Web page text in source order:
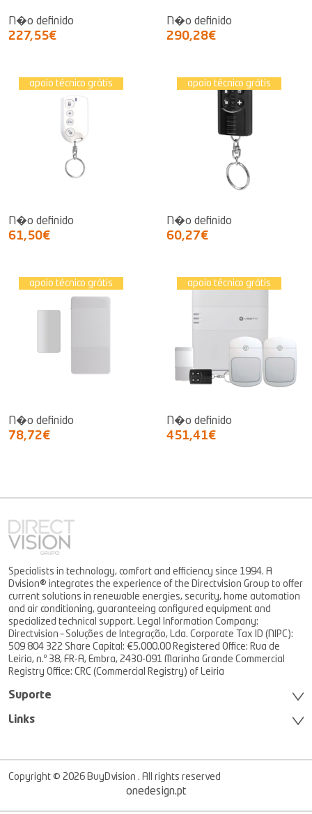
N�o definido
227,55€
N�o definido
290,28€
apoio técnico grátis
N�o definido
61,50€
apoio técnico grátis
N�o definido
60,27€
apoio técnico grátis
N�o definido
78,72€
apoio técnico grátis
N�o definido
451,41€
Specialists in technology, comfort and efficiency since 1994. A
Dvision® integrates the experience of the Directvision Group to offer
current solutions in renewable energies, security, home automation
and air conditioning, guaranteeing configured equipment and
specialized technical support. Legal Information Company:
Directvision – Soluções de Integração, Lda. Corporate Tax ID (NIPC):
509 804 322 Share Capital: €5,000.00 Registered Office: Rua de
Leiria, n.º 38, FR-A, Embra, 2430-091 Marinha Grande Commercial
Registry Office: CRC (Commercial Registry) of Leiria
Suporte
Links
Copyright © 2026 BuyDvision . All rights reserved
onedesign.pt